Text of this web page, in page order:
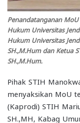
Penandatanganan
Hukum Universitas
Hukum Universitas
SH.,M.Hum dan Ketua
SH.,M.Hum.
Pihak STIH
menyaksikan MoU
(Kaprodi) STIH
SH.,MH, Kabag